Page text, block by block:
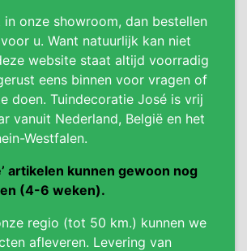
onze showroom, dan bestellen
u. Want natuurlijk kan niet
website staat altijd voorradig
eens binnen voor vragen of
doen. Tuindecoratie José is vrij
vanuit Nederland, België en het
Westfalen.
artikelen kunnen gewoon nog
(4-6 weken).
regio (tot 50 km.) kunnen we
afleveren. Levering van